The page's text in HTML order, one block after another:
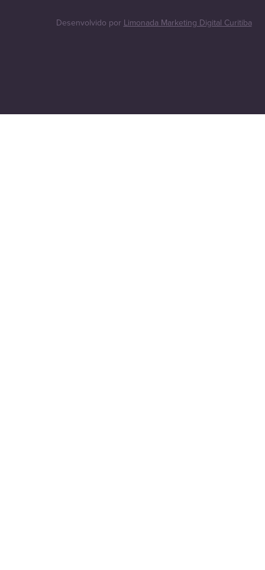
Desenvolvido por Limonada Marketing Digital Curitiba